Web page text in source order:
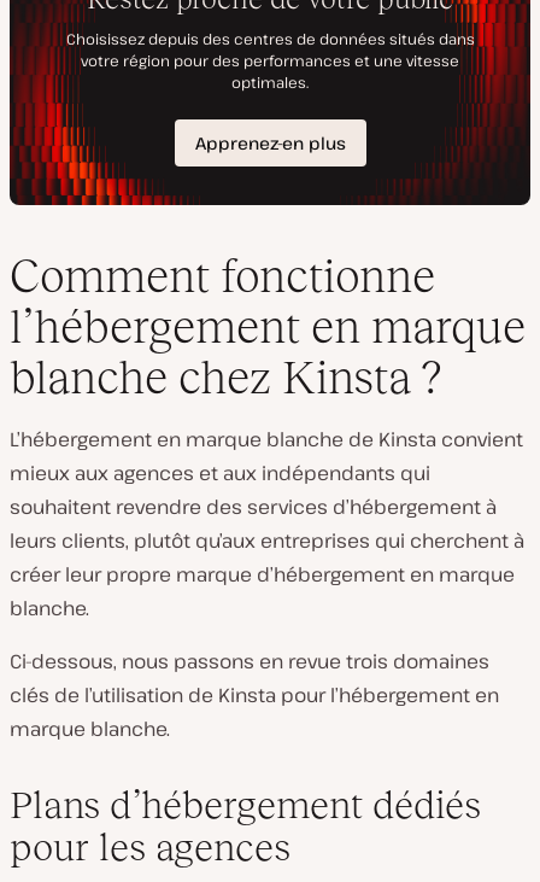
Comment fonctionne
l’hébergement en marque
blanche chez Kinsta ?
L’hébergement en marque blanche de Kinsta convient
mieux aux agences et aux indépendants qui
souhaitent revendre des services d’hébergement à
leurs clients, plutôt qu’aux entreprises qui cherchent à
créer leur propre marque d’hébergement en marque
blanche.
Ci-dessous, nous passons en revue trois domaines
clés de l’utilisation de Kinsta pour l’hébergement en
marque blanche.
Plans d’hébergement dédiés
pour les agences